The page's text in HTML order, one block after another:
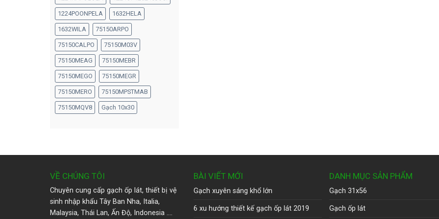
1224POONPELA 1632HELA
1632WILA 75150ARPO
75150CALPO 75150M03V
75150MEAG 75150MEBR
75150MEGO 75150MEGR
75150MERO 75150MPSTMAB
75150MQV8 Gạch 10x30
VỀ CHÚNG TÔI
Chuyên cung cấp gạch ốp lát, thiết bị vệ
sinh nhập khẩu Tây Ban Nha, Italia,
Malaysia, Thái Lan, Ấn Độ, Indonesia ….
BÀI VIẾT MỚI
Gạch xuyên sáng khổ lớn
6 xu hướng thiết kế gạch ốp lát 2019
DANH MỤC SẢN PHẨM
Gạch 31x56
Gạch ốp lát